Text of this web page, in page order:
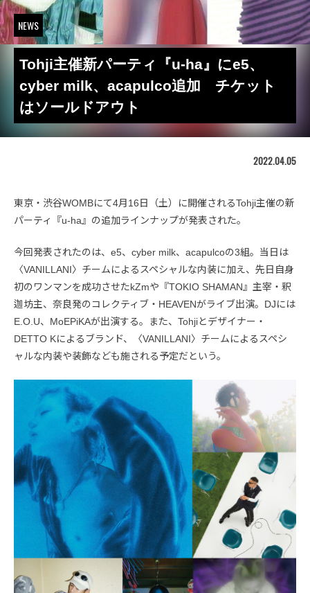
NEWS
Tohji主催新パーティ『u-ha』にe5、
cyber milk、acapulco追加 チケット
はソールドアウト
2022.04.05
東京・渋谷WOMBにて4月16日（土）に開催されるTohji主催の新
パーティ『u-ha』の追加ラインナップが発表された。
今回発表されたのは、e5、cyber milk、acapulcoの3組。当日は
〈VANILLANI〉チームによるスペシャルな内装に加え、先日自身
初のワンマンを成功させたkZmや『TOKIO SHAMAN』主宰・釈
迦坊主、奈良発のコレクティブ・HEAVENがライブ出演。DJには
E.O.U、MoEPiKAが出演する。また、Tohjiとデザイナー・
DETTO Kによるブランド、〈VANILLANI〉チームによるスペシ
ャルな内装や装飾なども施される予定だという。